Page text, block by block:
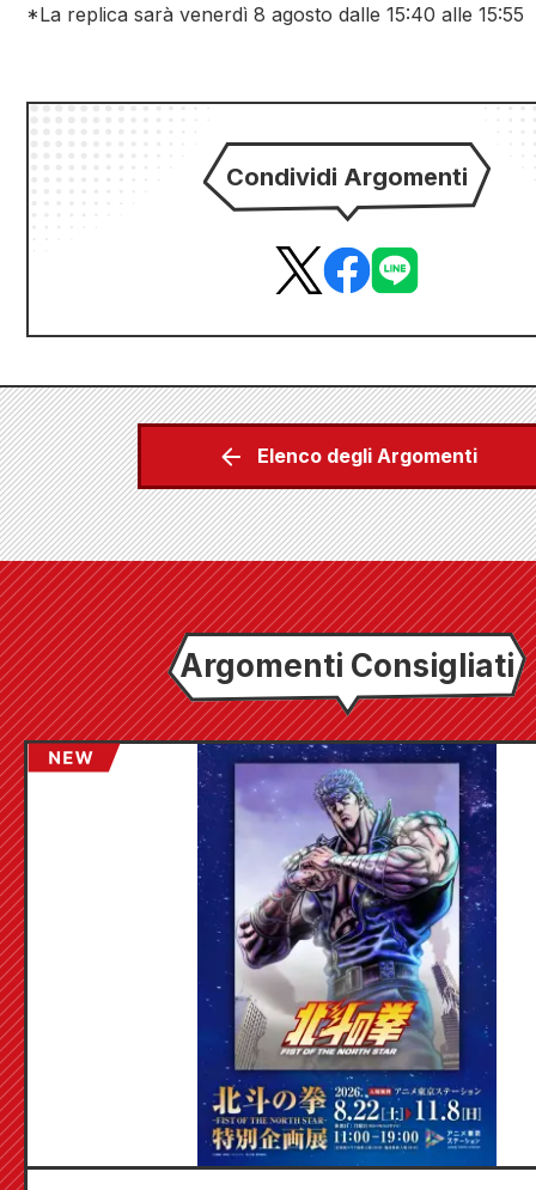
*La replica sarà venerdì 8 agosto dalle 15:40 alle 15:55
Condividi Argomenti
Elenco degli Argomenti
Argomenti Consigliati